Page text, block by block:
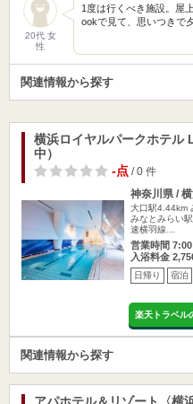
20代 女
性
1度は行くべき施設。屋
ookで見て、思いつきで
関連情報から探す
横浜ロイヤルパークホテル
中）
-点/ 0 件
神奈川県 /
大口駅4.44km
みなとみらい
速横羽線…
営業時間
入浴料金
日帰り 宿泊
楽天トラベル
関連情報から探す
アパホテル＆リゾート〈横